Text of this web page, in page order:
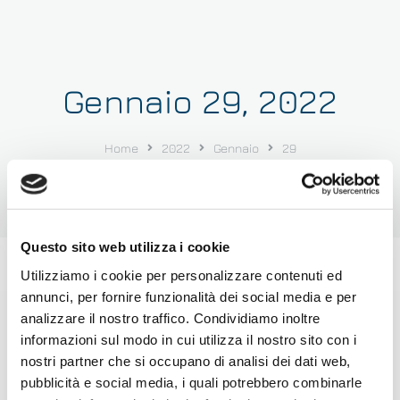
Questo sito web utilizza i cookie
Utilizziamo i cookie per personalizzare contenuti ed
annunci, per fornire funzionalità dei social media e per
analizzare il nostro traffico. Condividiamo inoltre
informazioni sul modo in cui utilizza il nostro sito con i
nostri partner che si occupano di analisi dei dati web,
pubblicità e social media, i quali potrebbero combinarle
Gennaio 29, 2022
Home 2022 Gennaio 29